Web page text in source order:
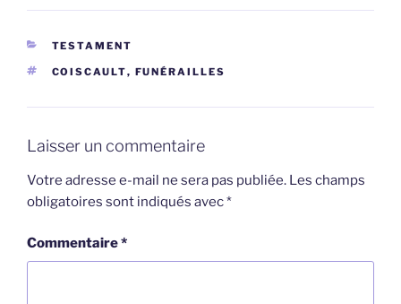
CATÉGORIES
TESTAMENT
ÉTIQUETTES
COISCAULT, FUNÉRAILLES
Laisser un commentaire
Votre adresse e-mail ne sera pas publiée. Les champs
obligatoires sont indiqués avec*
Commentaire*